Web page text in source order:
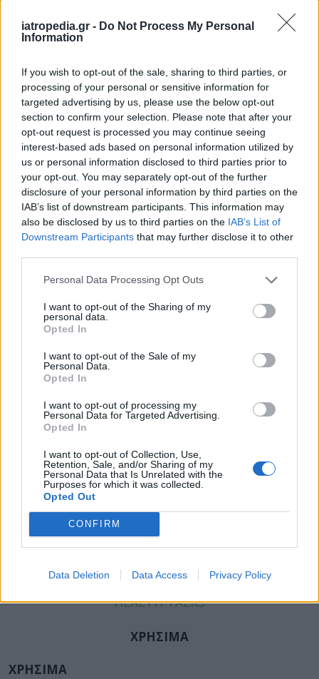
iatropedia.gr - Do Not Process My Personal
Information
If you wish to opt-out of the sale, sharing to third parties, or
processing of your personal or sensitive information for
targeted advertising by us, please use the below opt-out
section to confirm your selection. Please note that after your
opt-out request is processed you may continue seeing
interest-based ads based on personal information utilized by
us or personal information disclosed to third parties prior to
your opt-out. You may separately opt-out of the further
disclosure of your personal information by third parties on the
IAB’s list of downstream participants. This information may
also be disclosed by us to third parties on the IAB’s List of
Downstream Participants that may further disclose it to other
Personal Data Processing Opt Outs
I want to opt-out of the Sharing of my
personal data.
Opted In
I want to opt-out of the Sale of my
Personal Data.
Opted In
I want to opt-out of processing my
Personal Data for Targeted Advertising.
Opted In
I want to opt-out of Collection, Use,
Retention, Sale, and/or Sharing of my
Personal Data that Is Unrelated with the
Purposes for which it was collected.
Opted Out
CONFIRM
Data Deletion Data Access Privacy Policy
Διαβάστε ακόμαΌγκοι εγκεφάλου:
και τι συμπτώματα προκαλούν
Φωτογραφία: Eurokinissi
Facebook
Tags:ΚΑΛΟΗΘΕΙΣ ΟΓΚΟΙ ΟΓΚΟΣ ΕΓΚΕΦΑΛΟΥ
ΕΙΔΗΣΕΙΣ
ΥΓΕΙΑ
ΠΑΙΔΙ
ΨΥΧΙΚΗ ΥΓΕΙΑ
ΔΙΑΤΡΟΦΗ
TIPS
HEALTH TALKS
ΧΡΗΣΙΜΑ
ΧΡΗΣΙΜΑ